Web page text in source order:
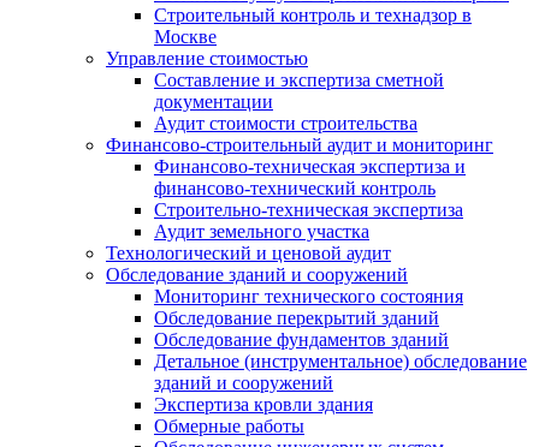
Строительный контроль и технадзор в
Москве
Управление стоимостью
Составление и экспертиза сметной
документации
Аудит стоимости строительства
Финансово-строительный аудит и мониторинг
Финансово-техническая экспертиза и
финансово-технический контроль
Строительно-техническая экспертиза
Аудит земельного участка
Технологический и ценовой аудит
Обследование зданий и сооружений
Мониторинг технического состояния
Обследование перекрытий зданий
Обследование фундаментов зданий
Детальное (инструментальное) обследование
зданий и сооружений
Экспертиза кровли здания
Обмерные работы